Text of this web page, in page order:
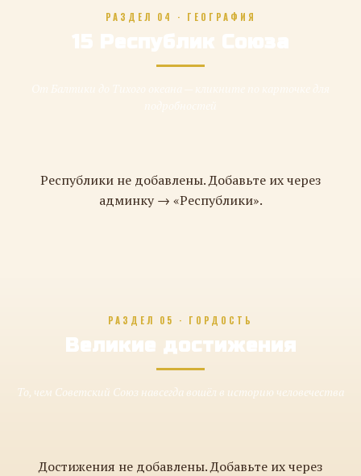
РАЗДЕЛ 04 · ГЕОГРАФИЯ
15 Республик Союза
Республики не добавлены. Добавьте их через
админку → «Республики».
РАЗДЕЛ 05 · ГОРДОСТЬ
Великие достижения
То, чем Советский Союз навсегда вошёл в историю человечества
Достижения не добавлены. Добавьте их через